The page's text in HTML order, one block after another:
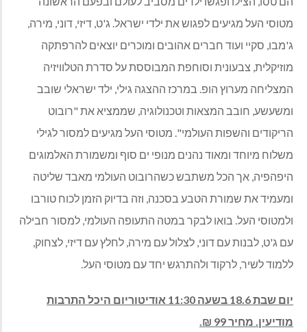
מטוסי העל מגיעים לפגוש את ילדי ישראל. ג'ט, דיזי, דוני, מירה,
ג'מבו, סקיי ועוד חברים אהובים ומוכרים יוצאים להרפתקה
מוזיקלית, צבעונית וסוחפת המבוססת על סדרת הטלוויזיה
המצליחה מערוץ הופ. במרכז ההצגה גילי, ילד ישראלי שובב
ומשעשע, חובב המצאות וטכנולוגיה, שממציא את "רובוט
הריקודים והשפות העולמי". מטוסי העל מגיעים למסור לגילי
משלוח מיוחד ומאוד נהנים מנופי ים סוף ומשמורת האלמוגים
היפהפיה, אך הכל משתבש כשהרובוט העולמי מאבד שליטה
ומעמיד את שמורת הטבע בסכנה, וזה בדיוק הזמן לכוח טורבו
ולמטוסי העל. בואו לבקר במטה התעופה העולמי, למסור חבילה
עם ג'ט, לבנות עם דוני, לצלול עם מירה, לחלץ עם דיזי, לצחוק,
ללמוד לשיר, לרקוד ולהתרגש יחד עם מטוסי העל.
יום שבת 18.6 בשעה 11:30 אודיטוריום היכל התרבות
מודיעין. מחיר 99 ₪.